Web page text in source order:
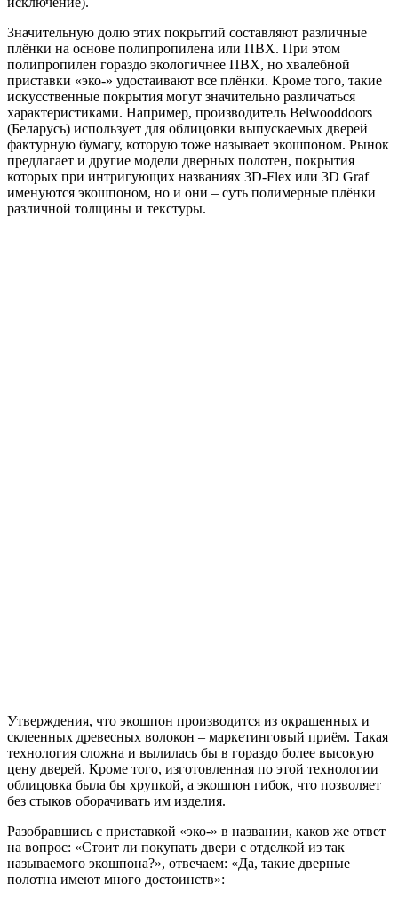
Значительную долю этих покрытий составляют различные
плёнки на основе полипропилена или ПВХ. При этом
полипропилен гораздо экологичнее ПВХ, но хвалебной
приставки «эко-» удостаивают все плёнки. Кроме того, такие
искусственные покрытия могут значительно различаться
характеристиками. Например, производитель Belwooddoors
(Беларусь) использует для облицовки выпускаемых дверей
фактурную бумагу, которую тоже называет экошпоном. Рынок
предлагает и другие модели дверных полотен, покрытия
которых при интригующих названиях 3D-Flex или 3D Graf
именуются экошпоном, но и они – суть полимерные плёнки
различной толщины и текстуры.
Утверждения, что экошпон производится из окрашенных и
склеенных древесных волокон – маркетинговый приём. Такая
технология сложна и вылилась бы в гораздо более высокую
цену дверей. Кроме того, изготовленная по этой технологии
облицовка была бы хрупкой, а экошпон гибок, что позволяет
без стыков оборачивать им изделия.
Разобравшись с приставкой «эко-» в названии, каков же ответ
на вопрос: «Стоит ли покупать двери с отделкой из так
называемого экошпона?», отвечаем: «Да, такие дверные
полотна имеют много достоинств»: